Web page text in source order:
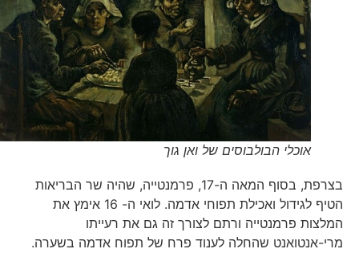
אוכלי הבולבוסים של ואן גוך
בצרפת, בסוף המאה ה-17, פרמנטייה, שהיה שר הבריאות
הטיף לגידול ואכילת תפוחי אדמה. לואי ה- 16 אימץ את
המלצות פרמנטייה ורתם לצורך זה גם את רעייתו
מרי-אנטואנט שהחלה לענוד פרח של תפוח אדמה בשערה.